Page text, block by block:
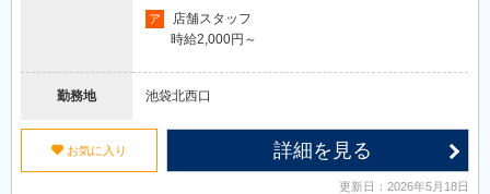
ア
店舗スタッフ
時給2,000円～
勤務地 池袋北西口
u お気に入り 詳細を見る
更新日：2026年5月18日